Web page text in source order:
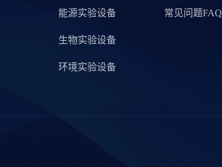
能源实验设备
生物实验设备
环境实验设备
常见问题FAQ